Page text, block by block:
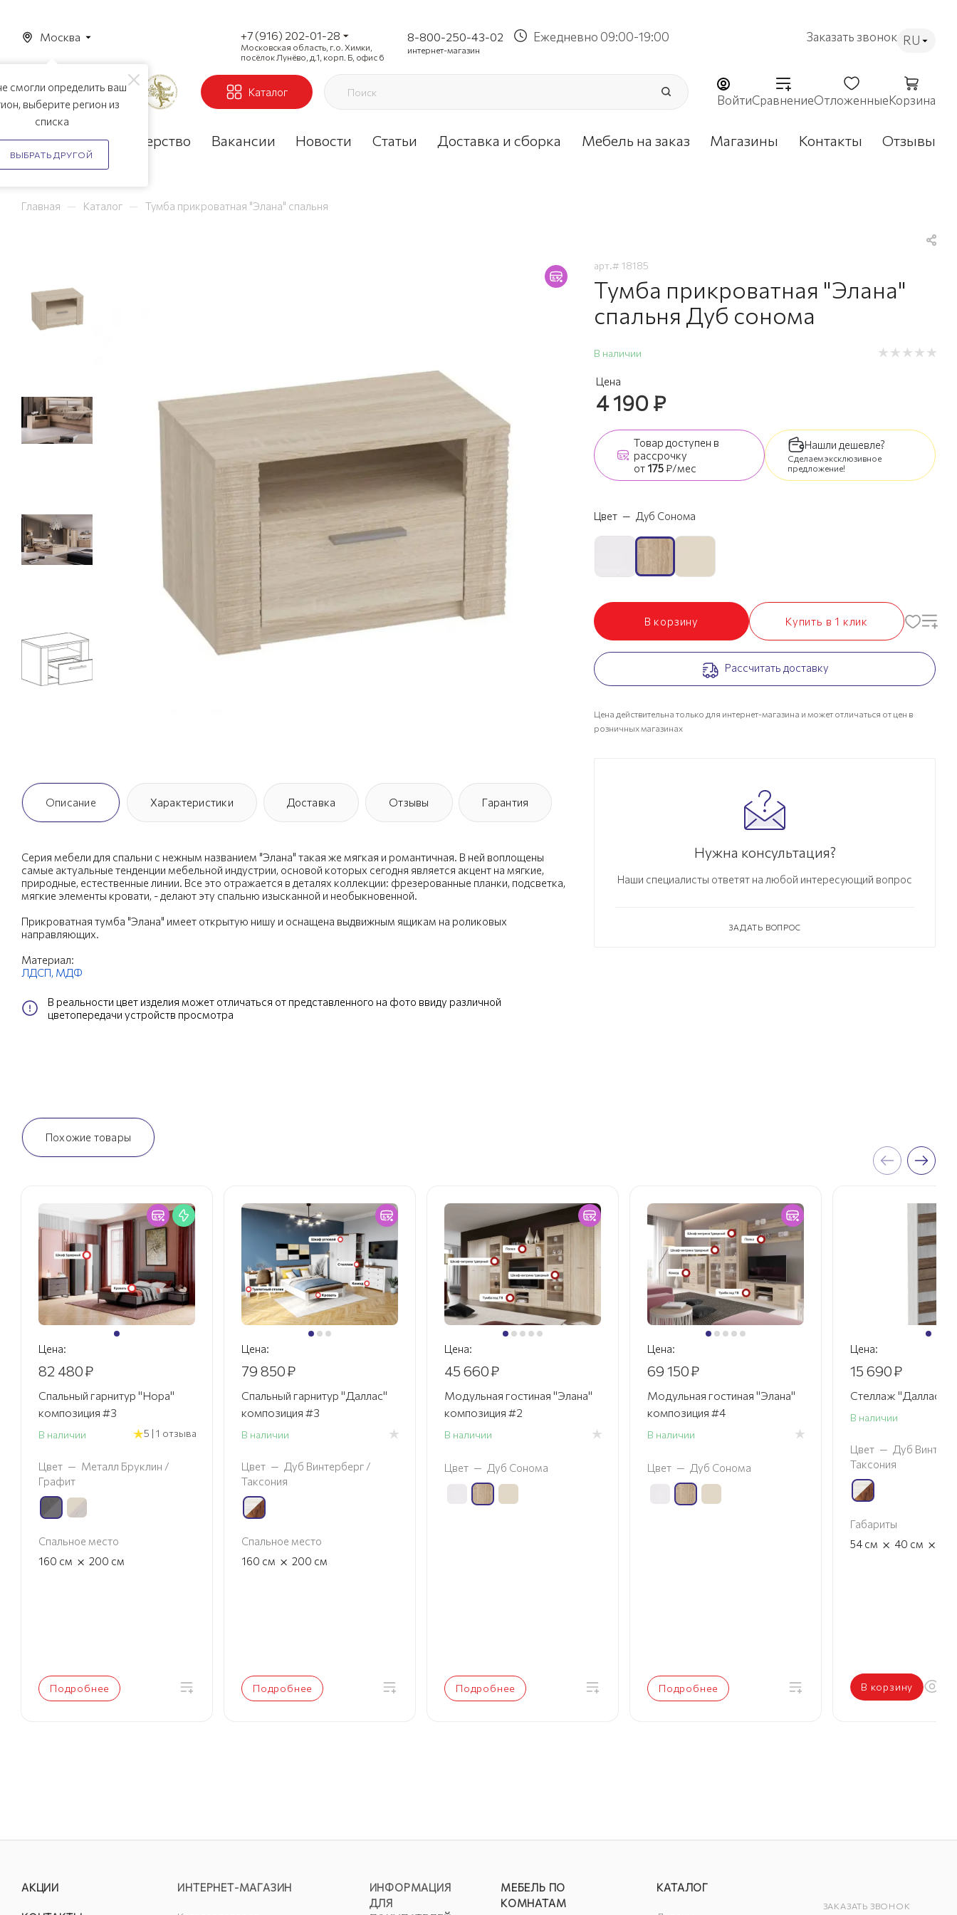
Москва
смогли определить ваш
выберите регион из
списка
ВЫБРАТЬ ДРУГОЙ
+7 (916) 202-01-28
Московская область, г.о. Химки,
посёлок Лунёво, д.1, корп. Б, офис 6
8-800-250-43-02
интернет-магазин
Ежедневно 09:00-19:00 Заказать звонок RU
Каталог
ВойтиСравнениеОтложенныеКорзина
Акции Партнерство Вакансии Новости Статьи Доставка и сборка Мебель на заказ Магазины Контакты Отзывы
Главная — Каталог — Тумба прикроватная "Элана" спальня
Описание Характеристики Доставка Отзывы Гарантия
Серия мебели для спальни с нежным названием "Элана" такая же мягкая и романтичная. В ней воплощены
самые актуальные тенденции мебельной индустрии, основой которых сегодня является акцент на мягкие,
природные, естественные линии. Все это отражается в деталях коллекции: фрезерованные планки, подсветка,
мягкие элементы кровати, - делают эту спальню изысканной и необыкновенной.
Прикроватная тумба "Элана" имеет открытую нишу и оснащена выдвижным ящикам на роликовых
направляющих.
Материал:
ЛДСП, МДФ
В реальности цвет изделия может отличаться от представленного на фото ввиду различной
цветопередачи устройств просмотра
арт.# 18185
Тумба прикроватная "Элана"
спальня Дуб сонома
В наличии
Цена
4 190₽
Товар доступен в
рассрочку
от 175₽/мес
Нашли дешевле?
Сделаем эксклюзивное
предложение!
Цвет — Дуб Сонома
В корзину Купить в 1 клик
Рассчитать доставку
Цена действительна только для интернет-магазина и может отличаться от цен в
розничных магазинах
Нужна консультация?
Наши специалисты ответят на любой интересующий вопрос
ЗАДАТЬ ВОПРОС
Похожие товары
Цена:
82 480₽
Спальный гарнитур "Нора"
композиция #3
В наличии 5 | 1 отзыва
Цвет — Металл Бруклин /
Графит
Спальное место
160 см × 200 см
Подробнее
Цена:
79 850₽
Спальный гарнитур "Даллас"
композиция #3
В наличии
Цвет — Дуб Винтерберг /
Таксония
Спальное место
160 см × 200 см
Подробнее
Цена:
45 660₽
Модульная гостиная "Элана"
композиция #2
В наличии
Цвет — Дуб Сонома
Подробнее
Цена:
69 150₽
Модульная гостиная "Элана"
композиция #4
В наличии
Цвет — Дуб Сонома
Подробнее
Цена:
15 690₽
Стеллаж "Даллас"
В наличии
Цвет — Дуб
Таксония
Габариты
54 см × 40 см ×
В корзину
АКЦИИ ИНТЕРНЕТ-МАГАЗИН
ИНФОРМАЦИЯ
ДЛЯ
МЕБЕЛЬ ПО
КОМНАТАМ
КАТАЛОГ
ЗАКАЗАТЬ ЗВОНОК